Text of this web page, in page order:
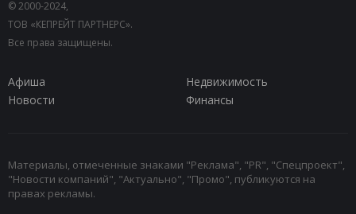
© 2000-2024,
ТОВ «КЕПРЕЙТ ПАРТНЕРС».
Все права защищены.
Афиша
Недвижимость
Новости
Финансы
Материалы, отмеченные знаками "Реклама", "PR", "Спецпроект",
"Новости компаний", "Актуально", "Промо", публикуются на
правах рекламы.